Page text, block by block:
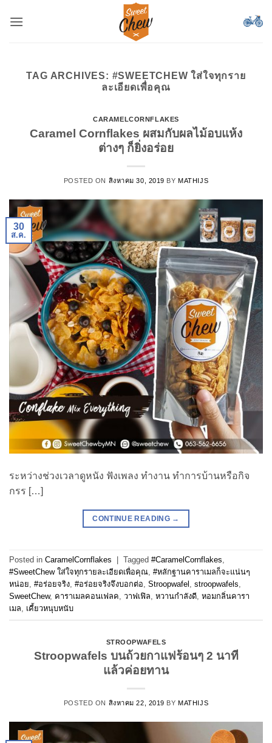
TAG ARCHIVES: #SWEETCHEW ใส่ใจทุกราย
ละเอียดเพื่อคุณ
CARAMELCORNFLAKES
Caramel Cornflakes ผสมกับผลไม้อบแห้ง
ต่างๆ ก็ยิ่งอร่อย
POSTED ON สิงหาคม 30, 2019 BYMATHIJS
30
ส.ค.
ระหว่างช่วงเวลาดูหนัง ฟังเพลง ทำงาน ทำการบ้านหรือกิจ
กรร […]
CONTINUE READING →
Posted in CaramelCornflakes Tagged #CaramelCornflakes
#SweetChew ใส่ใจทุกรายละเอียดเพื่อคุณ #หลักฐานคาราเมลก็จะแน่นๆ
หน่อย #อร่อยจริง #อร่อยจริงจึงบอกต่อ Stroopwafel stroopwafels
SweetChew, คาราเมลคอนเฟลค วาฟเฟิล หวานกำลังดี หอมกลิ่นคารา
เมล
เคี้ยวหนุบหนับ
STROOPWAFELS
Stroopwafels บนถ้วยกาแฟร้อนๆ 2 นาที
แล้วค่อยทาน
POSTED ON สิงหาคม 22, 2019 BY MATHIJS